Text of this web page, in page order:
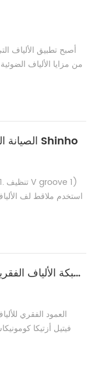
أصبح تطبيق الألياف
من مزايا الألياف
الصيانة المشتركة لجهاز الربط الانصهار للألياف Shinho
استخدم ملاقط لف
أخبار تعليق صيانة شبكة الألياف الفقرية في بيرو - مشاريع وصلات الانصهار
العمود الفقري
فيتيل أزتيكا